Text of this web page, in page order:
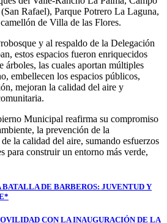
Rafael), Parque Potrero La Laguna,
de Villa de las Flores.
y al respaldo de la Delegación
estos espacios fueron enriquecidos
árboles, las cuales aportan múltiples
embellecen los espacios públicos,
mejoran la calidad del aire y
Municipal reafirma su compromiso
la prevención de la
la calidad del aire, sumando esfuerzos
para construir un entorno más verde,
DE BARBEROS: JUVENTUD Y
CON LA INAUGURACIÓN DE LA